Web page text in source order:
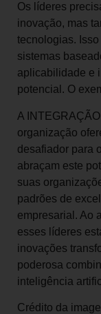
Os líderes
inovação, mas
tecnologias.
sistemas
aplicabilidade e
potencial. O
A
organização
desafiador para
abraçam este
suas
padrões de
empresarial. Ao
esses líderes
inovações
poderosa
inteligência
Crédito da